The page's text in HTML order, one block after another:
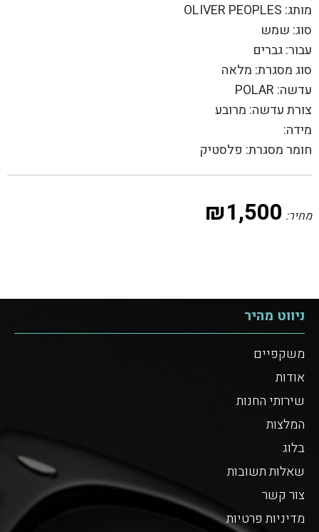
מותג: OLIVER PEOPLES
סוג: שמש
עבור: גברים
סוג מסגרת: מלאה
עדשה: POLAR
צורת עדשה: מרובע
מידה:
חומר מסגרת: פלסטיק
מחיר: ₪1,500
ניווט מהיר
משקפיים
אודות
שירותי החנות
המלצות
בלוג
שאלות תשובות
צור קשר
מדיניות פרטיות